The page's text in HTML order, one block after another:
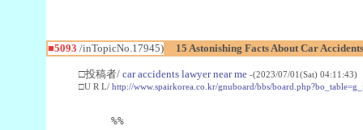
■5093 /inTopicNo.17945) 15 Astonishing Facts About Car
□投稿者/ car accidents lawyer near me -(2023/07/01(Sat)
□U R L/ http://www.spairkorea.co.kr/gnuboard/bbs/
%%